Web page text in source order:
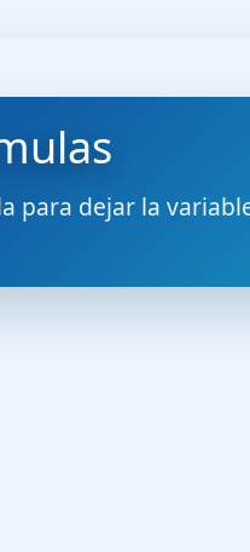
para dejar la